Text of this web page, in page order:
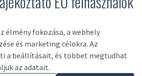
38,400 €
élmény fokozása, a webhely
és marketing célokra. Az
a beállításait, és többet megtudhat
az adatait.